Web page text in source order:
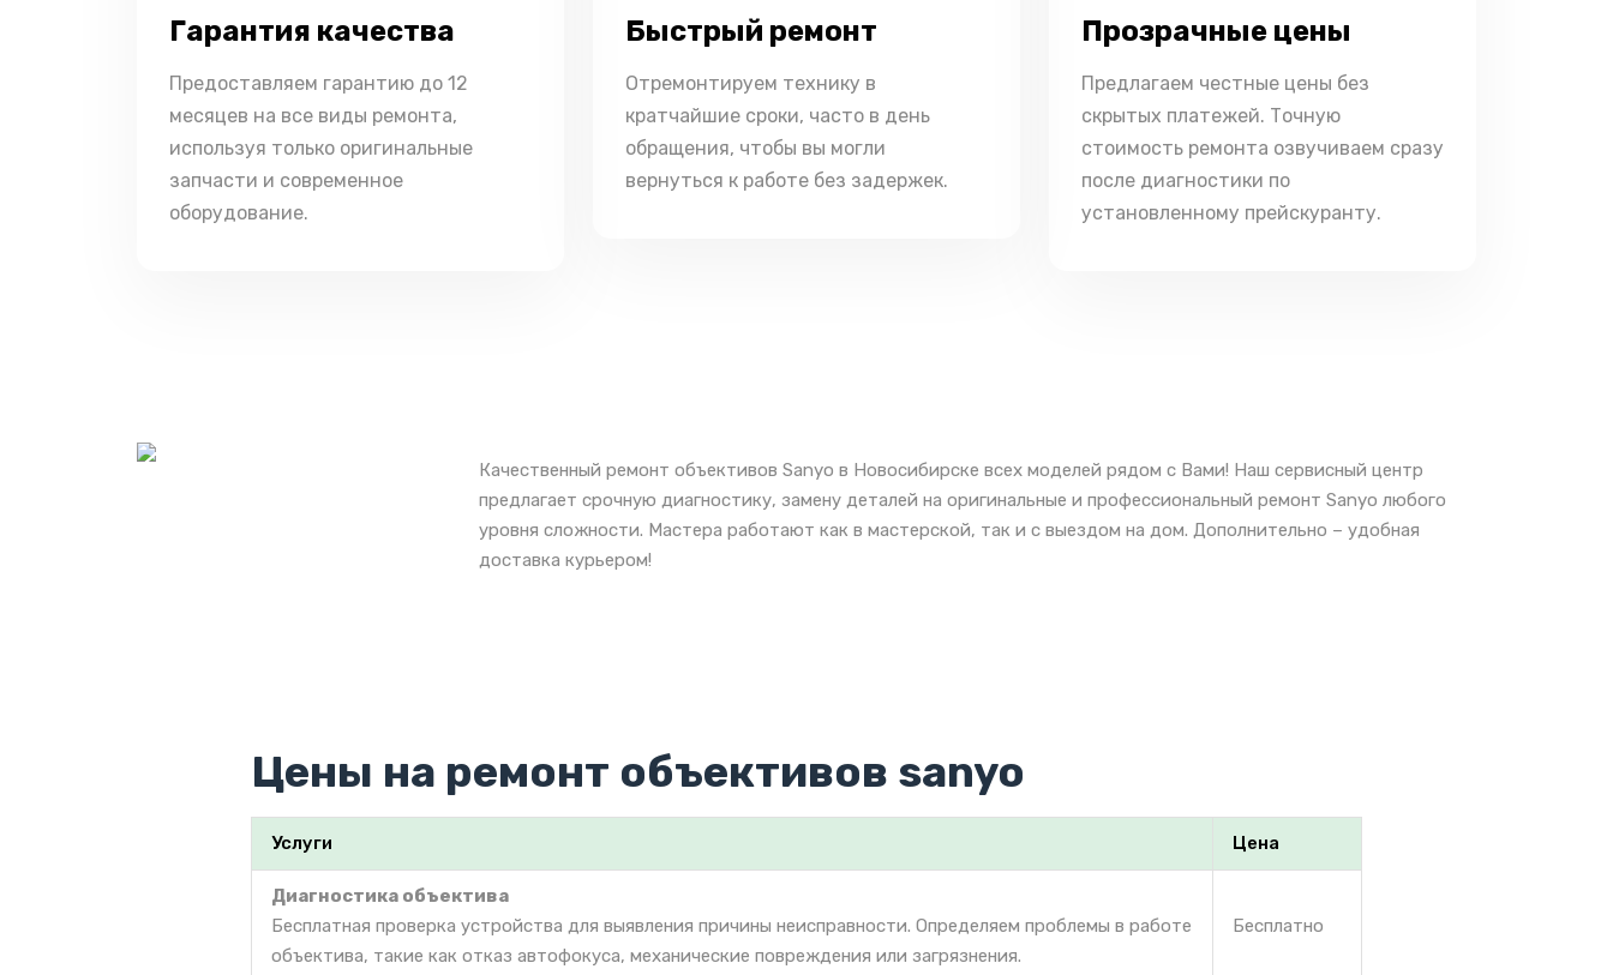
Гарантия качества
Предоставляем гарантию до 12
месяцев на все виды ремонта,
используя только оригинальные
запчасти и современное
оборудование.
Быстрый ремонт
Отремонтируем технику в
кратчайшие сроки, часто в день
обращения, чтобы вы могли
вернуться к работе без задержек.
Прозрачные цены
Предлагаем честные цены без
скрытых платежей. Точную
стоимость ремонта озвучиваем сразу
после диагностики по
установленному прейскуранту.
Качественный ремонт объективов Sanyo в Новосибирске всех моделей рядом с Вами! Наш сервисный центр
предлагает срочную диагностику, замену деталей на оригинальные и профессиональный ремонт Sanyo любого
уровня сложности. Мастера работают как в мастерской, так и с выездом на дом. Дополнительно – удобная
доставка курьером!
Цены на ремонт объективов sanyo
Услуги Цена
Диагностика объектива
Бесплатная проверка устройства для выявления причины неисправности. Определяем проблемы в работе
объектива, такие как отказ автофокуса, механические повреждения или загрязнения.
Бесплатно